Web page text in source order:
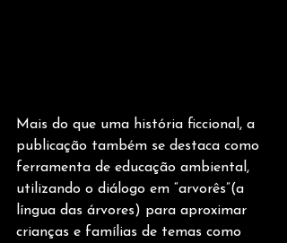
Mais do que uma história ficcional, a
publicação também se destaca como
ferramenta de educação ambiental,
utilizando o diálogo em “arvorês”(a
língua das árvores) para aproximar
crianças e famílias de temas como